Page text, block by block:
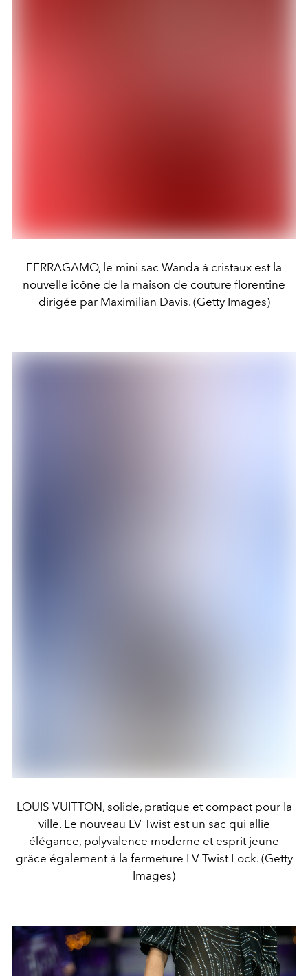
FERRAGAMO, le mini sac Wanda à cristaux est la
nouvelle icône de la maison de couture florentine
dirigée par Maximilian Davis. (Getty Images)
LOUIS VUITTON, solide, pratique et compact pour la
ville. Le nouveau LV Twist est un sac qui allie
élégance, polyvalence moderne et esprit jeune
grâce également à la fermeture LV Twist Lock. (Getty
Images)